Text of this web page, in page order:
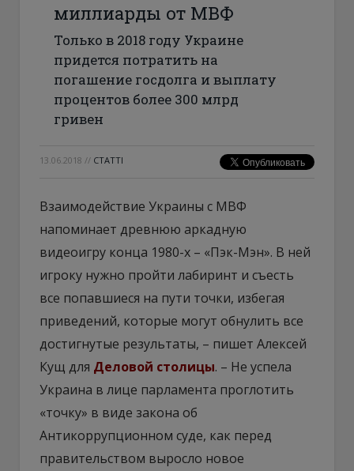
миллиарды от МВФ
Только в 2018 году Украине
придется потратить на
погашение госдолга и выплату
процентов более 300 млрд
гривен
13.06.2018 // СТАТТІ
Взаимодействие Украины с МВФ
напоминает древнюю аркадную
видеоигру конца 1980-х – «Пэк-Мэн». В ней
игроку нужно пройти лабиринт и съесть
все попавшиеся на пути точки, избегая
приведений, которые могут обнулить все
достигнутые результаты, – пишет Алексей
Кущ для Деловой столицы. – Не успела
Украина в лице парламента проглотить
«точку» в виде закона об
Антикоррупционном суде, как перед
правительством выросло новое